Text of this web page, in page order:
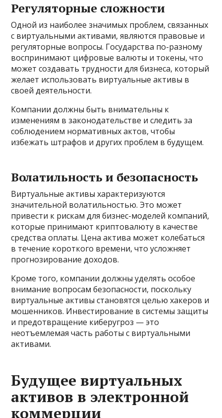
Регуляторные сложности
Одной из наиболее значимых проблем, связанных
с виртуальными активами, являются правовые и
регуляторные вопросы. Государства по-разному
воспринимают цифровые валюты и токены, что
может создавать трудности для бизнеса, который
желает использовать виртуальные активы в
своей деятельности.
Компании должны быть внимательны к
изменениям в законодательстве и следить за
соблюдением нормативных актов, чтобы
избежать штрафов и других проблем в будущем.
Волатильность и безопасность
Виртуальные активы характеризуются
значительной волатильностью. Это может
привести к рискам для бизнес-моделей компаний,
которые принимают криптовалюту в качестве
средства оплаты. Цена актива может колебаться
в течение короткого времени, что усложняет
прогнозирование доходов.
Кроме того, компании должны уделять особое
внимание вопросам безопасности, поскольку
виртуальные активы становятся целью хакеров и
мошенников. Инвестирование в системы защиты
и предотвращение киберугроз — это
неотъемлемая часть работы с виртуальными
активами.
Будущее виртуальных
активов в электронной
коммерции